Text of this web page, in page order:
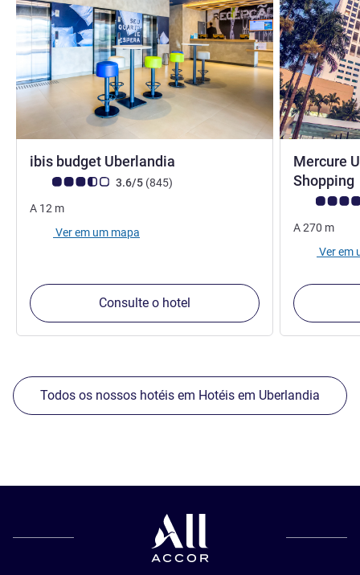
ibis budget Uberlandia
Classificação clientes Avis (Classificação ALL)
3.6/5 (845comentários
)
A 12 m
Ver em um mapa
Consulte o hotel
Mercure
Shopping
A270 m
Ver em
Todos os nossos hotéis em Hotéis em Uberlandia